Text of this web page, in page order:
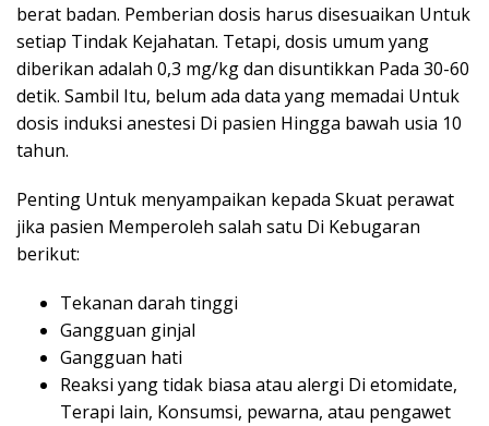
berat badan. Pemberian dosis harus disesuaikan Untuk
setiap Tindak Kejahatan. Tetapi, dosis umum yang
diberikan adalah 0,3 mg/kg dan disuntikkan Pada 30-60
detik. Sambil Itu, belum ada data yang memadai Untuk
dosis induksi anestesi Di pasien Hingga bawah usia 10
tahun.
Penting Untuk menyampaikan kepada Skuat perawat
jika pasien Memperoleh salah satu Di Kebugaran
berikut:
Tekanan darah tinggi
Gangguan ginjal
Gangguan hati
Reaksi yang tidak biasa atau alergi Di etomidate,
Terapi lain, Konsumsi, pewarna, atau pengawet